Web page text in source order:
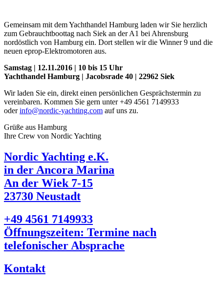
Gemeinsam mit dem Yachthandel Hamburg laden wir Sie herzlich
zum Gebrauchtboottag nach Siek an der A1 bei Ahrensburg
nordöstlich von Hamburg ein. Dort stellen wir die Winner 9 und die
neuen eprop-Elektromotoren aus.
Samstag | 12.11.2016 | 10 bis 15 Uhr
Yachthandel Hamburg | Jacobsrade 40 | 22962 Siek
Wir laden Sie ein, direkt einen persönlichen Gesprächstermin zu
vereinbaren. Kommen Sie gern unter +49 4561 7149933
oderinfo@nordic-yachting.com auf uns zu.
Grüße aus Hamburg
Ihre Crew von Nordic Yachting
Nordic Yachting e.K.
in der Ancora Marina
An der Wiek 7-15
23730 Neustadt
+49 4561 7149933
Öffnungszeiten: Termine nach
telefonischer Absprache
Kontakt